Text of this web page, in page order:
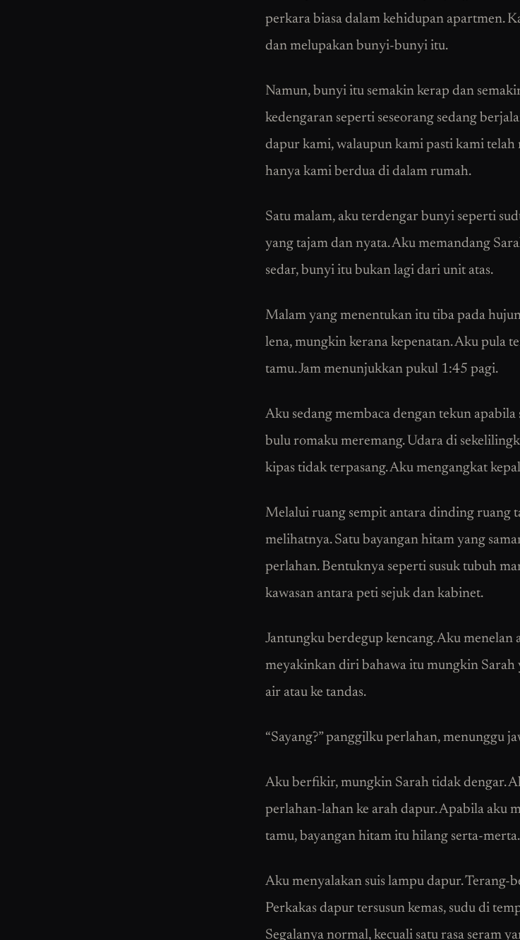
perkara biasa dalam kehidupan apartmen.
dan melupakan bunyi-bunyi itu.
Namun, bunyi itu semakin kerap dan
kedengaran seperti seseorang sedang
dapur kami, walaupun kami pasti kami telah
hanya kami berdua di dalam rumah.
Satu malam, aku terdengar bunyi seperti
yang tajam dan nyata. Aku memandang
sedar, bunyi itu bukan lagi dari unit atas.
Malam yang menentukan itu tiba pada
lena, mungkin kerana kepenatan. Aku pula
tamu. Jam menunjukkan pukul 1:45 pagi.
Aku sedang membaca dengan tekun apabila
bulu romaku meremang. Udara di
kipas tidak terpasang. Aku mengangkat
Melalui ruang sempit antara dinding ruang
melihatnya. Satu bayangan hitam yang
perlahan. Bentuknya seperti susuk tubuh
kawasan antara peti sejuk dan kabinet.
Jantungku berdegup kencang. Aku menelan
meyakinkan diri bahawa itu mungkin
air atau ke tandas.
“Sayang?” panggilku perlahan, menunggu
Aku berfikir, mungkin Sarah tidak dengar.
perlahan-lahan ke arah dapur. Apabila aku
tamu, bayangan hitam itu hilang serta-merta.
Aku menyalakan suis lampu dapur. Terang-
Perkakas dapur tersusun kemas, sudu di
Segalanya normal, kecuali satu rasa seram